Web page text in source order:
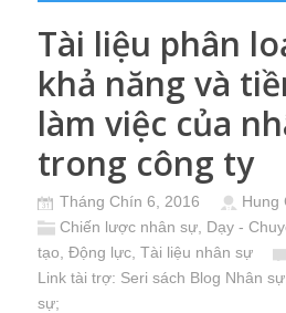
Tài liệu phân
khả năng và
làm việc của
trong công ty
Tháng Chín 6, 2016
Hung
Chiến lược nhân sự Dạy -
tạo, Động lực Tài liệu nhân sự
Link tài trợ: Seri sách Blog Nhân sự
sự;